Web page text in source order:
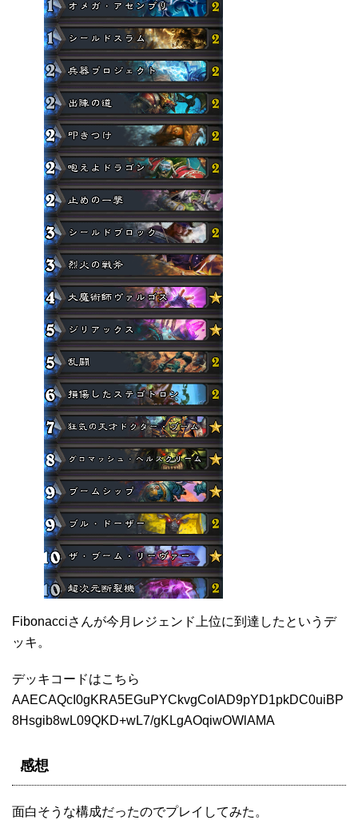
Fibonacciさんが今月レジェンド上位に到達したというデ
ッキ。
デッキコードはこちら
AAECAQcI0gKRA5EGuPYCkvgCoIAD9pYD1pkDC0uiBP
8Hsgib8wL09QKD+wL7/gKLgAOqiwOWlAMA
感想
面白そうな構成だったのでプレイしてみた。